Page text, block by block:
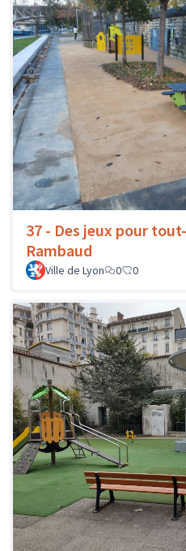
37 - Des jeux pour
Rambaud
Ville de Lyon 0 0